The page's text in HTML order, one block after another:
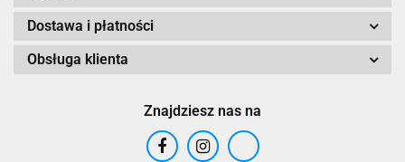
Dostawa i płatności
Obsługa klienta
Znajdziesz nas na